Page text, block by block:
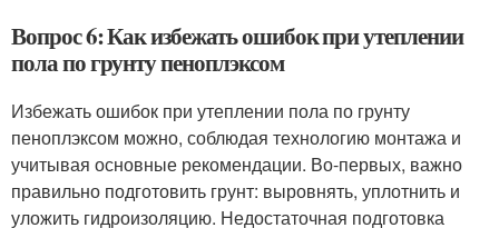
Вопрос 6: Как избежать ошибок при утеплении
пола по грунту пеноплэксом
Избежать ошибок при утеплении пола по грунту
пеноплэксом можно, соблюдая технологию монтажа и
учитывая основные рекомендации. Во-первых, важно
правильно подготовить грунт: выровнять, уплотнить и
уложить гидроизоляцию. Недостаточная подготовка